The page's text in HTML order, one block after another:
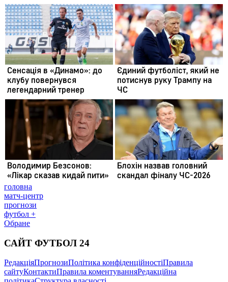
головна
матч-центр
прогнози
футбол +
Обране
САЙТ ФУТБОЛ 24
РедакціяПрогнозиПолітика конфіденційностіПравила
сайтуКонтактиПравила коментуванняРедакційна